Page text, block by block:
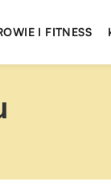
I FITNESS